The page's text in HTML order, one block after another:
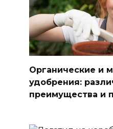
Органические и
удобрения:
преимущества и